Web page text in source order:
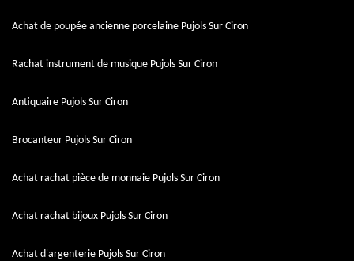
Achat de poupée ancienne porcelaine Pujols Sur Ciron
Rachat instrument de musique Pujols Sur Ciron
Antiquaire Pujols Sur Ciron
Brocanteur Pujols Sur Ciron
Achat rachat pièce de monnaie Pujols Sur Ciron
Achat rachat bijoux Pujols Sur Ciron
Achat d'argenterie Pujols Sur Ciron